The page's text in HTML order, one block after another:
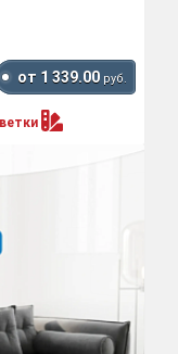
от 1 339.00 руб.